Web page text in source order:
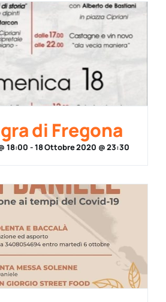
di Fregona
18:00 -18 Ottobre 2020 @ 23:30